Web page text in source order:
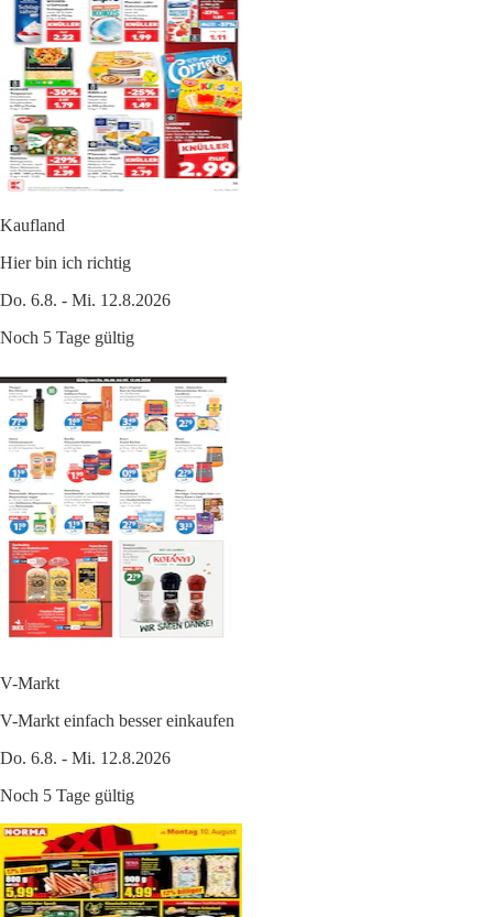
Kaufland
Hier bin ich richtig
Do. 6.8. - Mi. 12.8.2026
Noch 5 Tage gültig
V-Markt
V-Markt einfach besser einkaufen
Do. 6.8. - Mi. 12.8.2026
Noch 5 Tage gültig